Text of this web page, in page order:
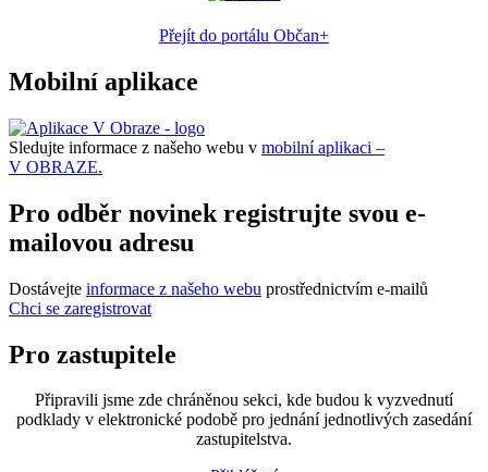
Přejít do portálu Občan+
Mobilní aplikace
Sledujte informace z našeho webu v mobilní aplikaci –
V OBRAZE.
Pro odběr novinek registrujte svou e-
mailovou adresu
Dostávejte informace z našeho webu prostřednictvím e-mailů
Chci se zaregistrovat
Pro zastupitele
Připravili jsme zde chráněnou sekci, kde budou k vyzvednutí
podklady v elektronické podobě pro jednání jednotlivých zasedání
zastupitelstva.